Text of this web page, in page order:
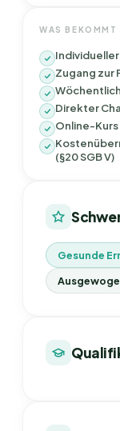
WAS
Zugang zur
Direkter
Online-
(§20 SGB V)
Gesunde